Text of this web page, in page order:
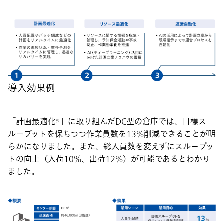
導入効果例
「計画最適化※」に取り組んだDC型の倉庫では、目標ス
ループットを保ちつつ作業員数を13%削減できることが明
らかになりました。また、総人員数を変えずにスループッ
トの向上（入荷10%、出荷12%）が可能であるとわかり
ました。